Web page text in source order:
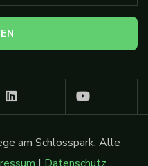
am Schlosspark. Alle